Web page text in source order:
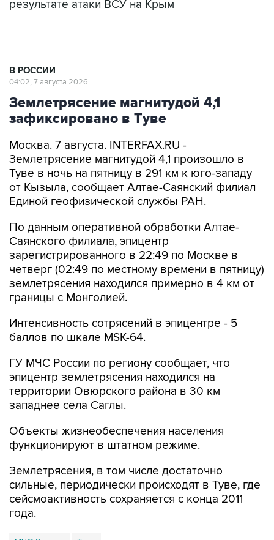
Землетрясение магнитудой 4,1
зафиксировано в Туве
Москва. 7 августа. INTERFAX.RU -
Туве в ночь на пятницу в 291 км к юго-западу
от Кызыла, сообщает Алтае-Саянский филиал
Единой геофизической службы РАН.
По данным оперативной обработки Алтае-
зарегистрированного в 22:49 по Москве в
четверг (02:49 по местному времени в пятницу)
землетрясения находился примерно в 4 км от
границы с Монголией.
Интенсивность сотрясений в эпицентре - 5
ГУ МЧС России по региону сообщает, что
территории Овюрского района в 30 км
западнее села Саглы.
Объекты жизнеобеспечения населения
Землетрясения, в том числе достаточно
сейсмоактивность сохраняется с конца 2011
года.
МЧС России